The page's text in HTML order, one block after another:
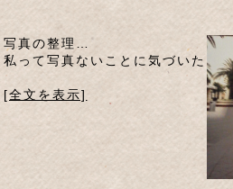
写真の整理…
私って写真ないことに気づいた
[全文を表示]